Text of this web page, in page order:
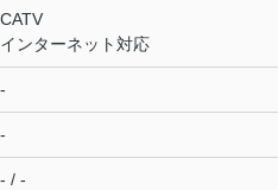
CATV
インターネット対応
-
-
- / -